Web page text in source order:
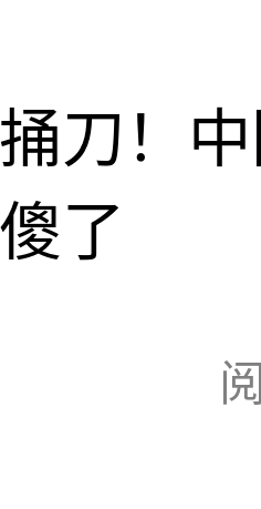
刀！中
了